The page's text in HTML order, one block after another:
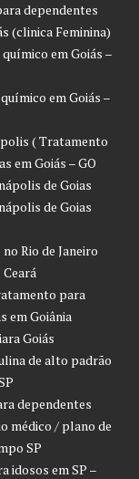
dependentes
(clinica Feminina)
em Goiás –
em Goiás –
( Tratamento
em Goiás – GO
de Goias
de Goias
Rio de Janeiro
Ceará
para
em Goiânia
Goiás
de alto padrão
dependentes
médico / plano de
SP
idosos em SP –